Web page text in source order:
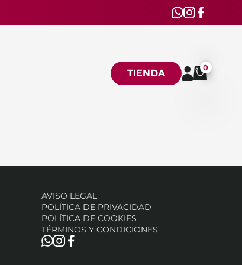
TIENDA 0
AVISO LEGAL
POLÍTICA DE PRIVACIDAD
POLÍTICA DE COOKIES
TÉRMINOS Y CONDICIONES